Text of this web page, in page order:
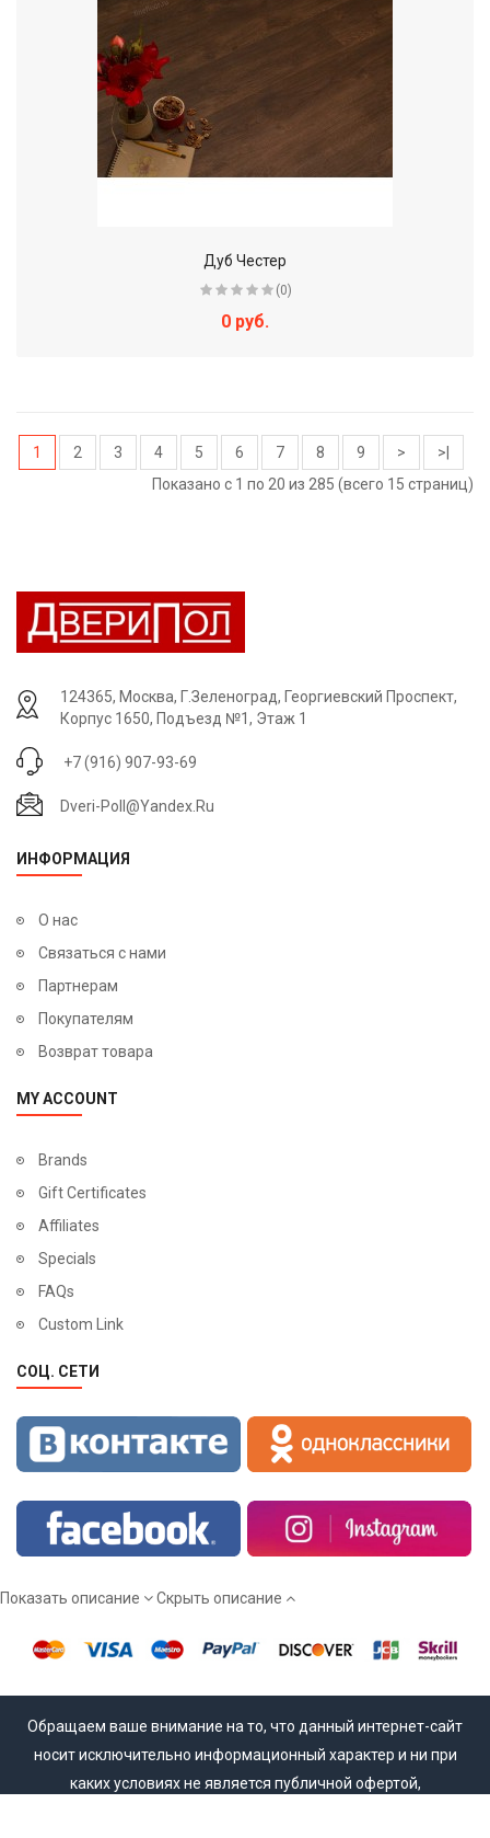
Дуб Честер
(0)
0 руб.
1 2 3 4 5 6 7 8 9 >
>|
Показано с 1 по 20 из 285 (всего 15 страниц)
124365, Москва, Г.Зеленоград, Георгиевский Проспект,
Корпус 1650, Подъезд №1, Этаж 1
+7 (916) 907-93-69
Dveri-Poll@yandex.ru
ИНФОРМАЦИЯ
О нас
Связаться с нами
Партнерам
Покупателям
Возврат товара
MY ACCOUNT
Brands
Gift Certificates
Affiliates
Specials
FAQs
Custom Link
СОЦ. СЕТИ
Показать описание Скрыть описание
Обращаем ваше внимание на то, что данный интернет-сайт
носит исключительно информационный характер и ни при
каких условиях не является публичной офертой,